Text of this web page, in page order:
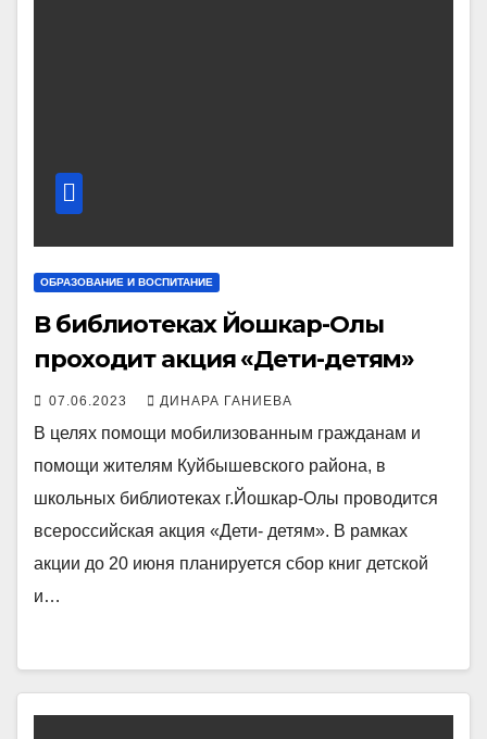
ОБРАЗОВАНИЕ И ВОСПИТАНИЕ
В библиотеках Йошкар-Олы
проходит акция «Дети-детям»
07.06.2023 ДИНАРА ГАНИЕВА
В целях помощи мобилизованным гражданам и
помощи жителям Куйбышевского района, в
школьных библиотеках г.Йошкар-Олы проводится
всероссийская акция «Дети- детям». В рамках
акции до 20 июня планируется сбор книг детской
и…